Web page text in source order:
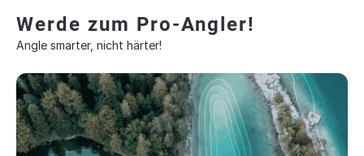
Werde zum Pro-Angler!
Angle smarter, nicht härter!